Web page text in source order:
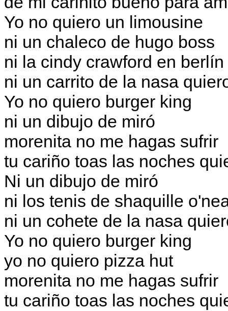
Yo no quiero un limousine
ni un chaleco de hugo boss
ni la cindy crawford en berlín
ni un carrito de la nasa
Yo no quiero burger king
ni un dibujo de miró
morenita no me hagas sufrir
tu cariño toas las noches
Ni un dibujo de miró
ni los tenis de shaquille
ni un cohete de la nasa
Yo no quiero burger king
yo no quiero pizza hut
morenita no me hagas sufrir
tu cariño toas las noches